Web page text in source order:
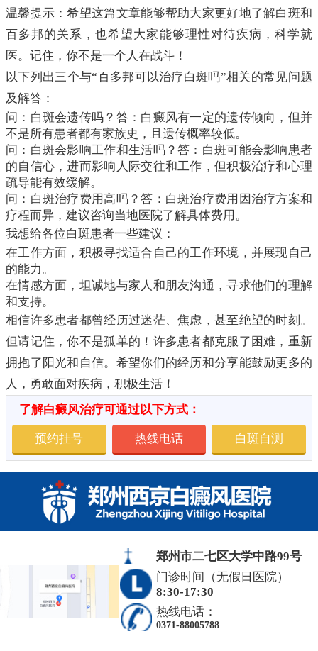
温馨提示：希望这篇文章能够帮助大家更好地了解白斑和
百多邦的关系，也希望大家能够理性对待疾病，科学就
医。记住，你不是一个人在战斗！
以下列出三个与“百多邦可以治疗白斑吗”相关的常见问题
及解答：
问：白斑会遗传吗？答：白癜风有一定的遗传倾向，但并
不是所有患者都有家族史，且遗传概率较低。
问：白斑会影响工作和生活吗？答：白斑可能会影响患者
的自信心，进而影响人际交往和工作，但积极治疗和心理
疏导能有效缓解。
问：白斑治疗费用高吗？答：白斑治疗费用因治疗方案和
疗程而异，建议咨询当地医院了解具体费用。
我想给各位白斑患者一些建议：
在工作方面，积极寻找适合自己的工作环境，并展现自己
的能力。
在情感方面，坦诚地与家人和朋友沟通，寻求他们的理解
和支持。
相信许多患者都曾经历过迷茫、焦虑，甚至绝望的时刻。
但请记住，你不是孤单的！许多患者都克服了困难，重新
拥抱了阳光和自信。希望你们的经历和分享能鼓励更多的
人，勇敢面对疾病，积极生活！
了解白癜风治疗可通过以下方式：
预约挂号 热线电话 白斑自测
郑州市二七区大学中路99号
门诊时间（无假日医院）
8:30-17:30
热线电话：
0371-88005788